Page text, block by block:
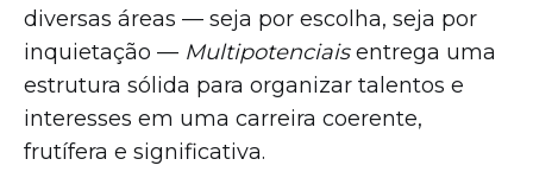
diversas áreas — seja por escolha, seja por
inquietação — Multipotenciaisentrega uma
estrutura sólida para organizar talentos e
interesses em uma carreira coerente,
frutífera e significativa.